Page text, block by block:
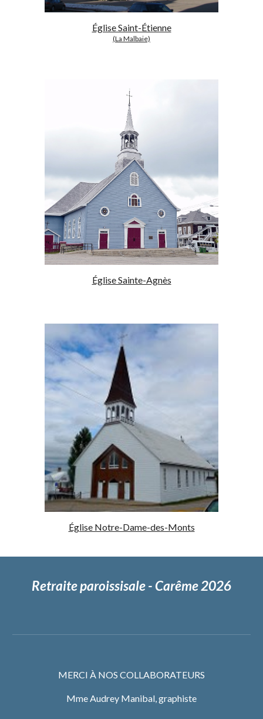
Église Saint-Étienne
(La Malbaie)
Église Sainte-Agnès
Église Notre-Dame-des-Monts
Retraite paroissisale - Carême 2026
MERCI À NOS COLLABORATEURS
Mme Audrey Manibal, graphiste